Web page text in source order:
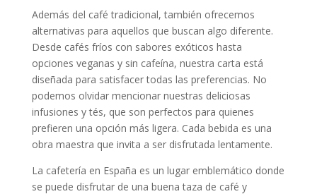
Además del café tradicional, también ofrecemos
alternativas para aquellos que buscan algo diferente.
Desde cafés fríos con sabores exóticos hasta
opciones veganas y sin cafeína, nuestra carta está
diseñada para satisfacer todas las preferencias. No
podemos olvidar mencionar nuestras deliciosas
infusiones y tés, que son perfectos para quienes
prefieren una opción más ligera. Cada bebida es una
obra maestra que invita a ser disfrutada lentamente.
La cafetería en España es un lugar emblemático donde
se puede disfrutar de una buena taza de café y